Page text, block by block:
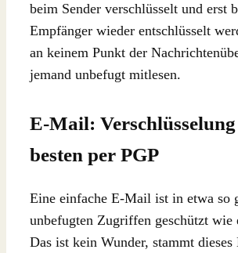
beim Sender verschlüsselt und erst
Empfänger wieder entschlüsselt
an keinem Punkt der
jemand unbefugt mitlesen.
E-Mail:
besten per PGP
Eine einfache E-Mail ist in etwa so
unbefugten Zugriffen geschützt wie
Das ist kein Wunder, stammt